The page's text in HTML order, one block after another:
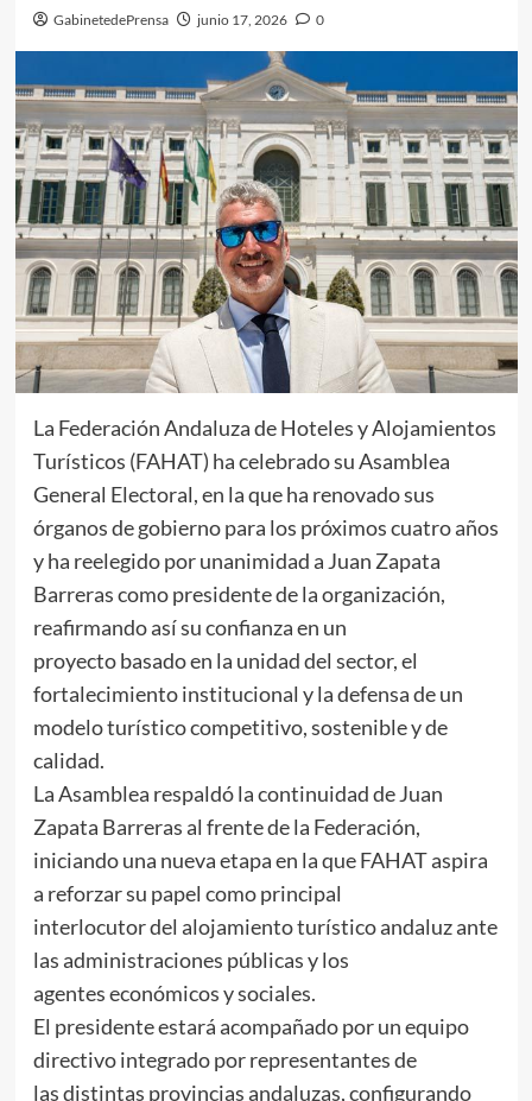
GabinetedePrensa junio 17, 2026 0
La Federación Andaluza de Hoteles y Alojamientos
Turísticos (FAHAT) ha celebrado su Asamblea
General Electoral, en la que ha renovado sus
órganos de gobierno para los próximos cuatro años
y ha reelegido por unanimidad a Juan Zapata
Barreras como presidente de la organización,
reafirmando así su confianza en un
proyecto basado en la unidad del sector, el
fortalecimiento institucional y la defensa de un
modelo turístico competitivo, sostenible y de
calidad.
La Asamblea respaldó la continuidad de Juan
Zapata Barreras al frente de la Federación,
iniciando una nueva etapa en la que FAHAT aspira
a reforzar su papel como principal
interlocutor del alojamiento turístico andaluz ante
las administraciones públicas y los
agentes económicos y sociales.
El presidente estará acompañado por un equipo
directivo integrado por representantes de
las distintas provincias andaluzas, configurando